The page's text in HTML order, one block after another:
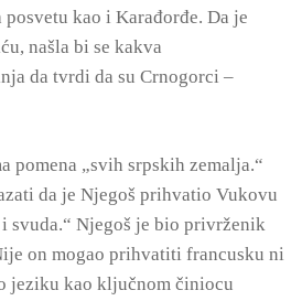
kao i Karađorđe. Da je
našla bi se kakva
da tvrdi da su Crnogorci –
pomena „svih srpskih zemalja.“
da je Njegoš prihvatio Vukovu
svuda.“ Njegoš je bio privrženik
on mogao prihvatiti francusku ni
jeziku kao ključnom činiocu